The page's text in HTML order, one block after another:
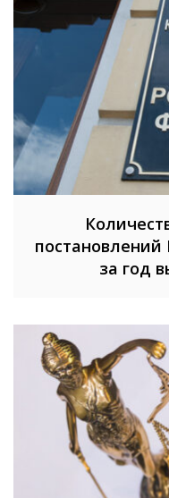
постановлений
за год